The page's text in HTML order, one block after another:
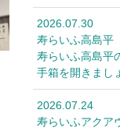
2026.07.30
寿らいふ高島平
寿らいふ高島平
手箱を開きまし
2026.07.24
寿らいふアクア